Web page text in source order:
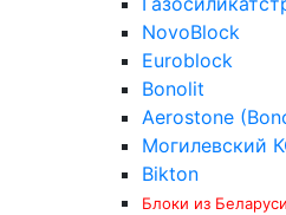
NovoBlock
Euroblock
Bonolit
Aerostone
Могилевский
Bikton
Блоки из Беларуси